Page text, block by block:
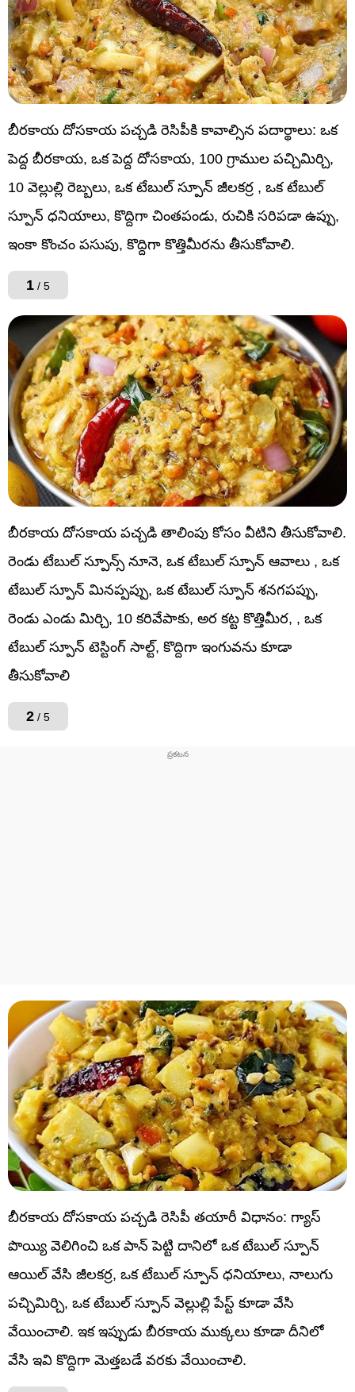
బీరకాయ దోసకాయ పచ్చడి రెసిపీకి కావాల్సిన పదార్థాలు: ఒక
పెద్ద బీరకాయ, ఒక పెద్ద దోసకాయ, 100 గ్రాముల పచ్చిమిర్చి,
10 వెల్లుల్లి రెబ్బలు, ఒక టేబుల్ స్పూన్ జీలకర్ర , ఒక టేబుల్
స్పూన్ ధనియాలు, కొద్దిగా చింతపండు, రుచికి సరిపడా ఉప్పు,
ఇంకా కొంచం పసుపు, కొద్దిగా కొత్తిమీరను తీసుకోవాలి.
1 / 5
బీరకాయ దోసకాయ పచ్చడి తాలింపు కోసం వీటిని తీసుకోవాలి.
రెండు టేబుల్ స్పూన్స్ నూనె, ఒక టేబుల్ స్పూన్ ఆవాలు , ఒక
టేబుల్ స్పూన్ మినప్పప్పు, ఒక టేబుల్ స్పూన్ శనగపప్పు,
రెండు ఎండు మిర్చి, 10 కరివేపాకు, అర కట్ట కొత్తిమీర, , ఒక
టేబుల్ స్పూన్ టెస్టింగ్ సాల్ట్, కొద్దిగా ఇంగువను కూడా
తీసుకోవాలి
2 / 5
బీరకాయ దోసకాయ పచ్చడి రెసిపీ తయారీ విధానం: గ్యాస్
పొయ్యి వెలిగించి ఒక పాన్‌ పెట్టి దానిలో ఒక టేబుల్ స్పూన్
ఆయిల్ వేసి జీలకర్ర, ఒక టేబుల్ స్పూన్ ధనియాలు, నాలుగు
పచ్చిమిర్చి, ఒక టేబుల్ స్పూన్ వెల్లుల్లి పేస్ట్ కూడా వేసి
వేయించాలి. ఇక ఇప్పుడు బీరకాయ ముక్కలు కూడా దీనిలో
వేసి ఇవి కొద్దిగా మెత్తబడే వరకు వేయించాలి.